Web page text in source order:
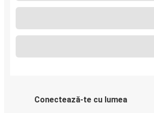
Conectează-te cu lumea